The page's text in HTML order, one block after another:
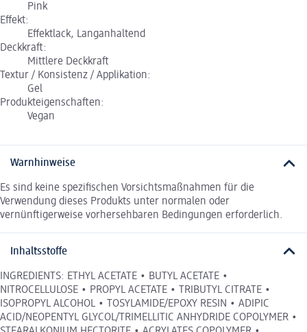
Pink
Effekt:
Effektlack, Langanhaltend
Deckkraft:
Mittlere Deckkraft
Textur / Konsistenz / Applikation:
Gel
Produkteigenschaften:
Vegan
Warnhinweise
Es sind keine spezifischen Vorsichtsmaßnahmen für die
Verwendung dieses Produkts unter normalen oder
vernünftigerweise vorhersehbaren Bedingungen erforderlich.
Inhaltsstoffe
INGREDIENTS: ETHYL ACETATE • BUTYL ACETATE •
NITROCELLULOSE • PROPYL ACETATE • TRIBUTYL CITRATE •
ISOPROPYL ALCOHOL • TOSYLAMIDE/EPOXY RESIN • ADIPIC
ACID/NEOPENTYL GLYCOL/TRIMELLITIC ANHYDRIDE COPOLYMER •